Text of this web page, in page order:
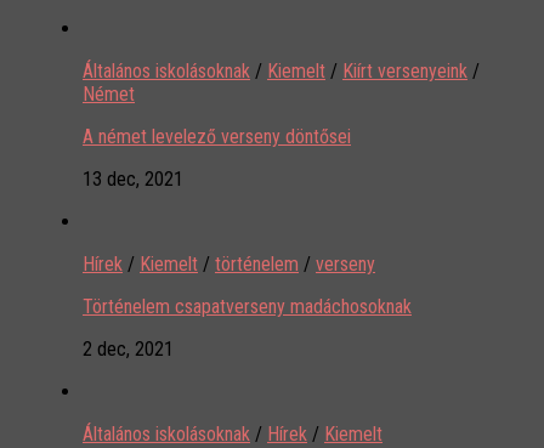
Általános iskolásoknak / Kiemelt / Kiírt versenyeink /
Német
A német levelező verseny döntősei
13 dec, 2021
Hírek / Kiemelt / történelem / verseny
Történelem csapatverseny madáchosoknak
2 dec, 2021
Általános iskolásoknak / Hírek / Kiemelt